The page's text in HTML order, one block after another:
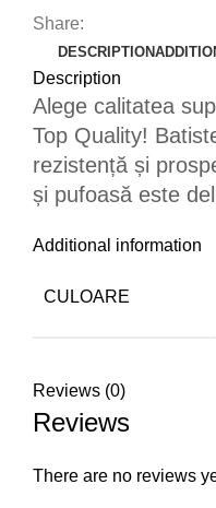
Share:
DESCRIPTION
Description
Alege calitatea
Top Quality!
rezistență și
și pufoasă este
Additional information
CULOARE
Reviews (0)
Reviews
There are no reviews